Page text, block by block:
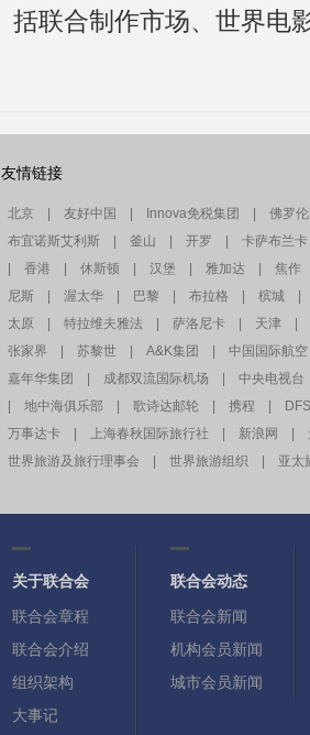
括联合制作市场、世界电
友情链接
北京 友好中国 Innova免税集团
佛罗
布宜诺斯艾利斯
釜山 开罗
卡萨布兰卡
香港 休斯顿 汉堡 雅加达
焦作
尼斯
渥太华 巴黎 布拉格 槟城
太原
特拉维夫雅法 萨洛尼卡 天津
张家界
苏黎世 A&K集团
中国国际航空
嘉年华集团
成都双流国际机场
中央电视台
地中海俱乐部 歌诗达邮轮 携程
万事达卡
上海春秋国际旅行社 新浪网
世界旅游及旅行理事会
世界旅游组织 亚太
关于联合会
联合会章程
联合会介绍
组织架构
大事记
联合会动态
联合会新闻
机构会员新闻
城市会员新闻